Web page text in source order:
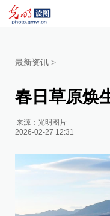
最新资讯 >
春日草原焕
来源：光明图片
2026-02-27 12:31